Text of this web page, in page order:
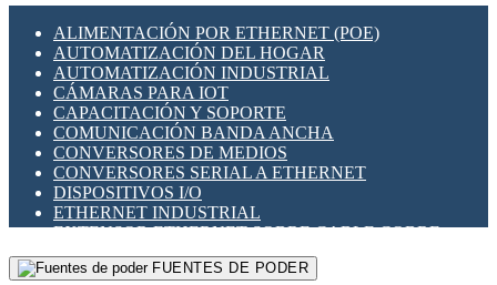
SENSORES INDUCTIVOS
TEMPORIZADORES
VARIACS
VARIADORES DE FRECUENCIA [VDF]
SECCIONADORES - INTERRUPTORES
MAQUINARIA
HERRAMIENTAS VARIAS
ILUMINACIÓN LED
INTERRUPTORES REED
INTERFACES DE RELÉ
OTROS RELÉS
PROTECCIÓN TÉRMICA
RELÉS AUTOMOTRICES
RELÉS DE SEÑAL
RELÉS DE ESTADO SÓLIDO SSR
RELÉS INDUSTRIALES
RELÉS MINIATURA DE POTENCIA
SENSORES MAGNÉTICOS
ALIMENTACIÓN POR ETHERNET (POE)
AUTOMATIZACIÓN DEL HOGAR
AUTOMATIZACIÓN INDUSTRIAL
CÁMARAS PARA IOT
CAPACITACIÓN Y SOPORTE
COMUNICACIÓN BANDA ANCHA
CONVERSORES DE MEDIOS
CONVERSORES SERIAL A ETHERNET
DISPOSITIVOS I/O
ETHERNET INDUSTRIAL
EXTENSOR ETHERNET SOBRE CABLE COBRE
GATEWAY LORAWAN
GESTIÓN DE REDESFUENTES DE PODER